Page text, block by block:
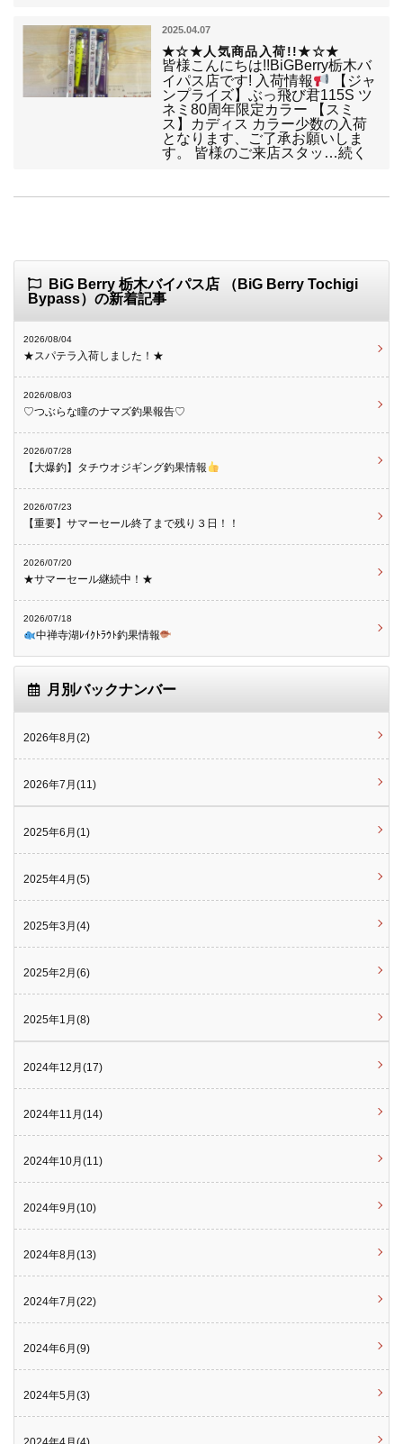
2025.04.07
★☆★人気商品入荷!!★☆★
皆様こんにちは!!BiGBerry栃木バ
イパス店です! 入荷情報
【ジャ
ンプライズ】ぶっ飛び君115S ツ
ネミ80周年限定カラー 【スミ
ス】カディス カラー少数の入荷
となります、ご了承お願いしま
す。 皆様のご来店スタッ…続く
BiG Berry 栃木バイパス店 （BiG Berry Tochigi
Bypass）の新着記事
2026/08/04
★スパテラ入荷しました！★
2026/08/03
♡つぶらな瞳のナマズ釣果報告♡
2026/07/28
【大爆釣】タチウオジギング釣果情報
2026/07/23
【重要】サマーセール終了まで残り３日！！
2026/07/20
★サマーセール継続中！★
2026/07/18
中禅寺湖ﾚｲｸﾄﾗｳﾄ釣果情報
月別バックナンバー
2026年8月(2)
2026年7月(11)
2025年6月(1)
2025年4月(5)
2025年3月(4)
2025年2月(6)
2025年1月(8)
2024年12月(17)
2024年11月(14)
2024年10月(11)
2024年9月(10)
2024年8月(13)
2024年7月(22)
2024年6月(9)
2024年5月(3)